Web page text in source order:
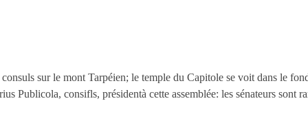
sur le mont Tarpéien; le temple du Capitole se voit dans le
Publicola, consifls, présidentà cette assemblée: les sénateurs sont